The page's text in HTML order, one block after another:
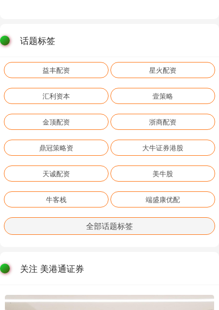
话题标签
益丰配资 星火配资
汇利资本 壹策略
金顶配资 浙商配资
鼎冠策略资 大牛证券港股
天诚配资 美牛股
牛客栈 端盛康优配
全部话题标签
关注 美港通证券